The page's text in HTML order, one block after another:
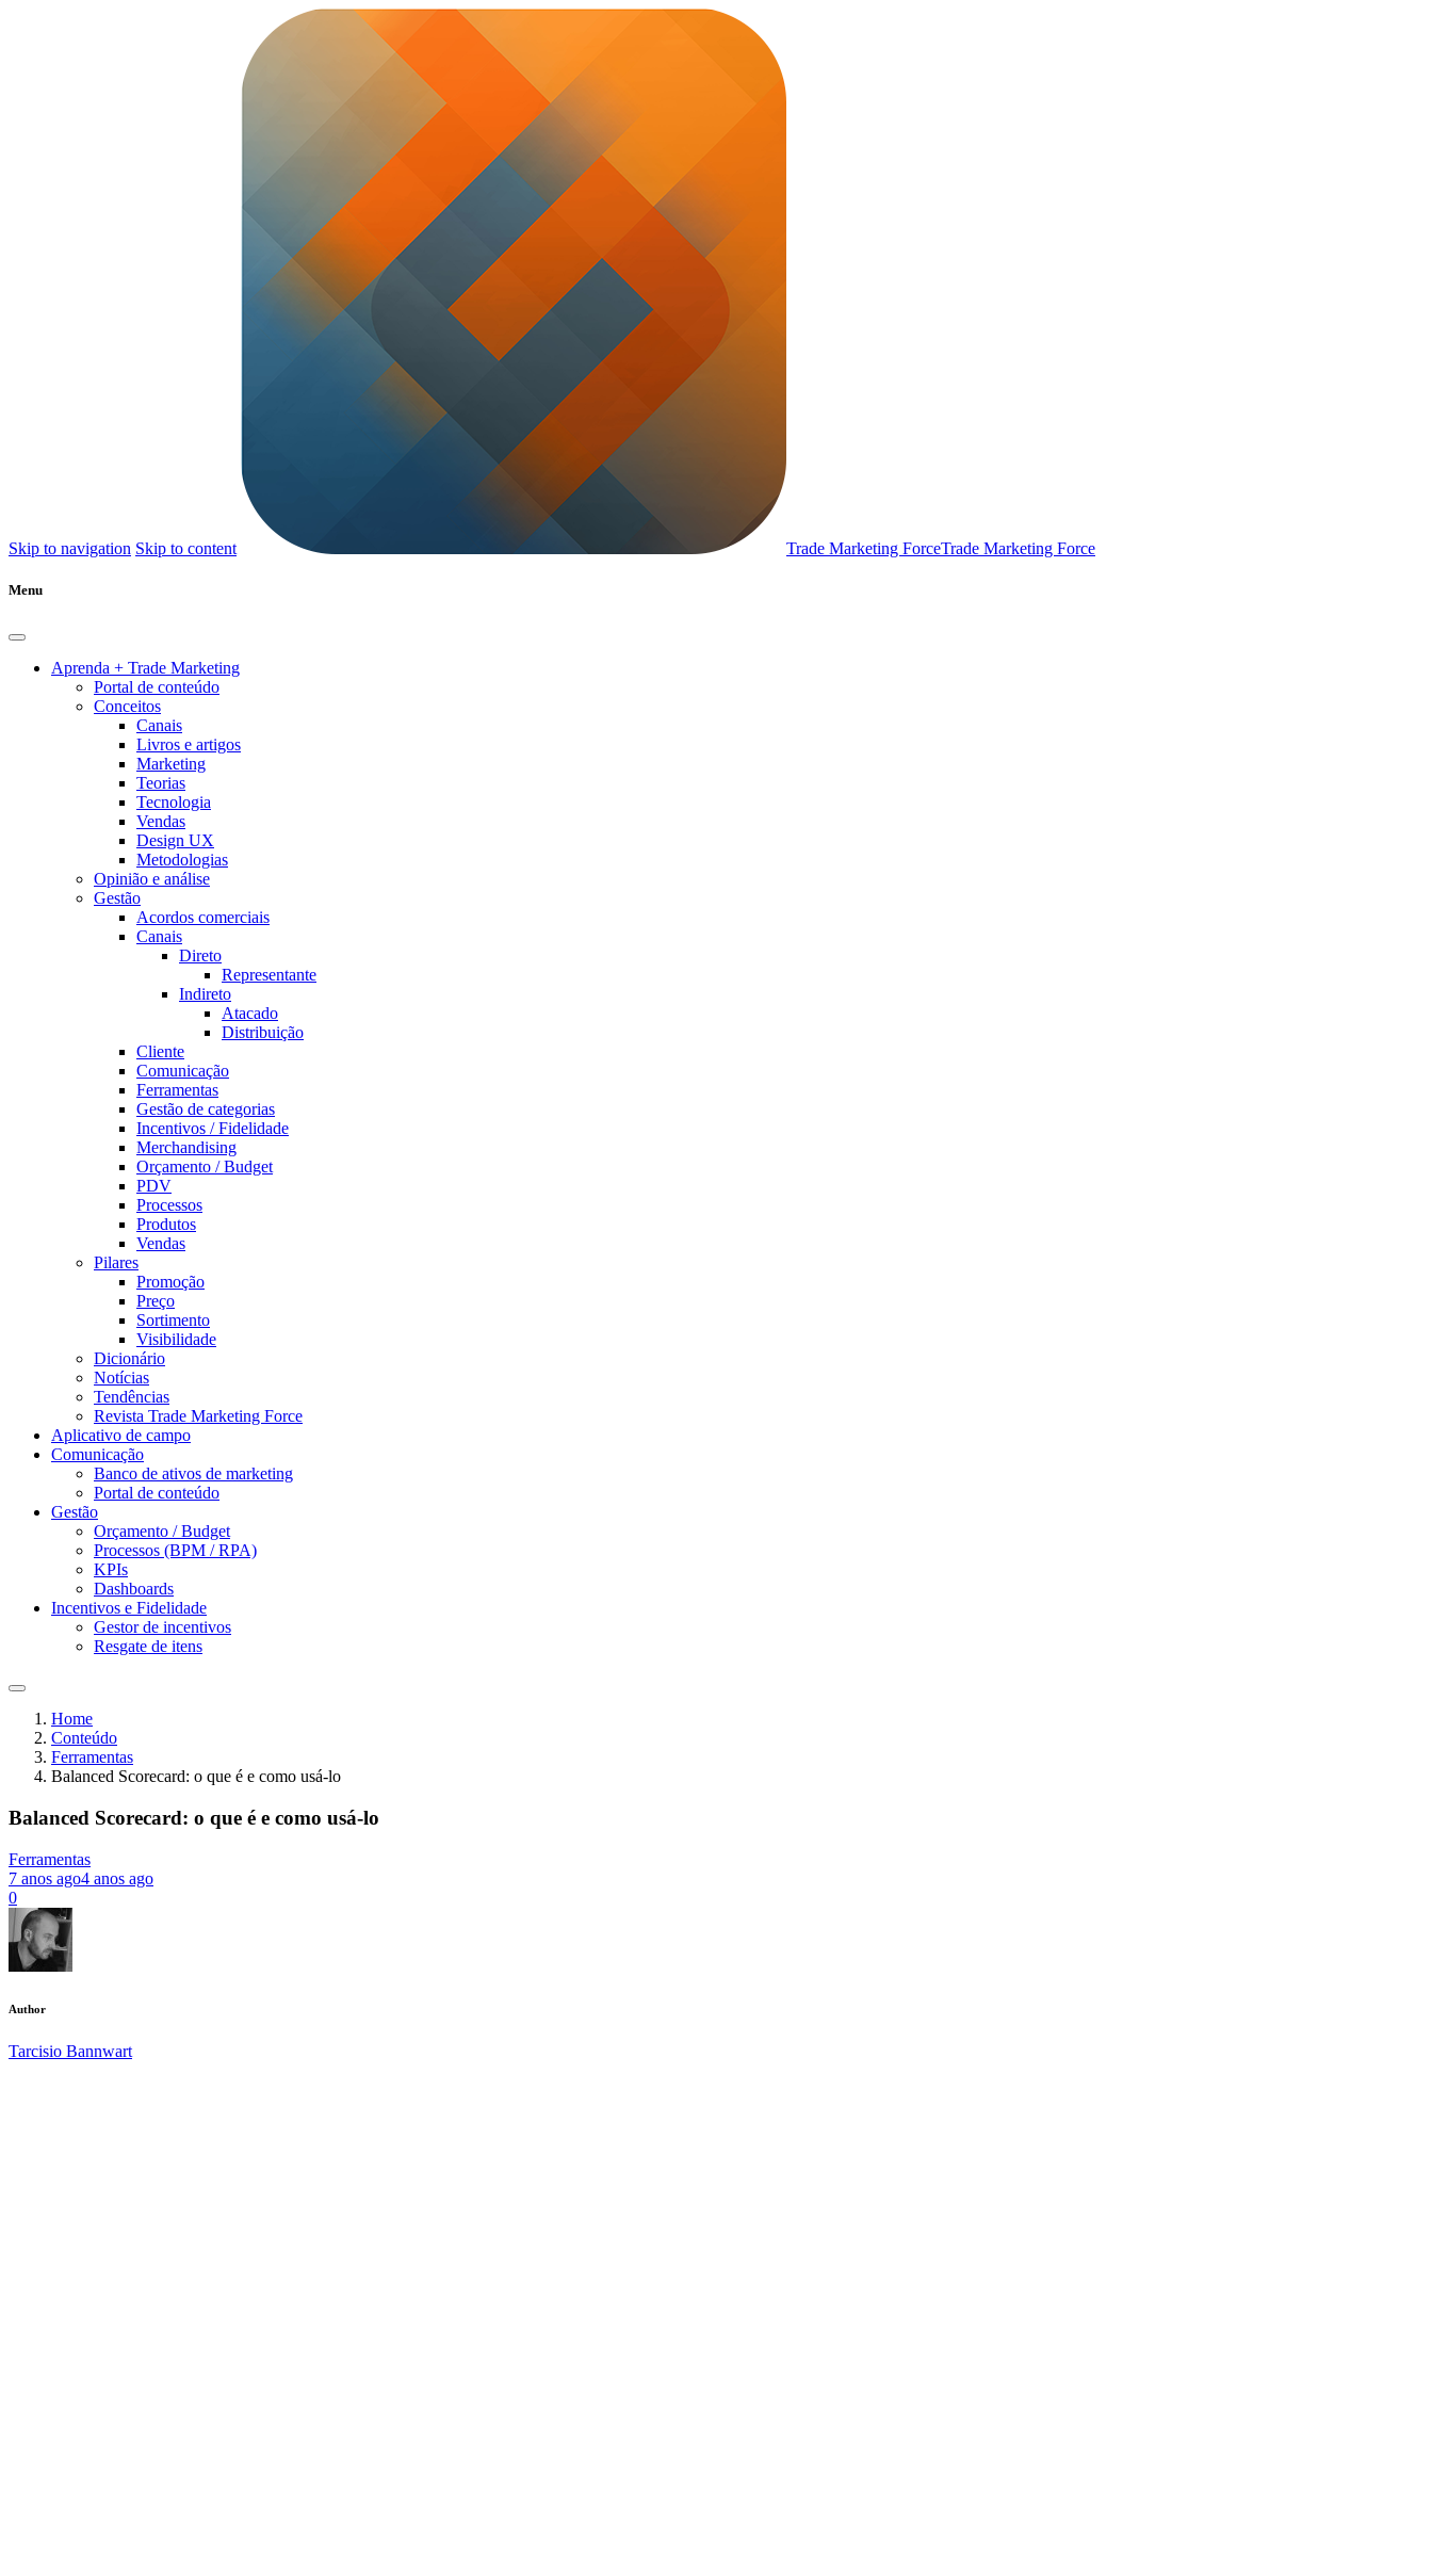
Skip to navigation Skip to content Trade Marketing ForceTrade Marketing Force
Menu
Aprenda + Trade Marketing
Portal de conteúdo
Conceitos
Canais
Livros e artigos
Marketing
Teorias
Tecnologia
Vendas
Design UX
Metodologias
Opinião e análise
Gestão
Acordos comerciais
Canais
Direto
Representante
Indireto
Atacado
Distribuição
Cliente
Comunicação
Ferramentas
Gestão de categorias
Incentivos / Fidelidade
Merchandising
Orçamento / Budget
PDV
Processos
Produtos
Vendas
Pilares
Promoção
Preço
Sortimento
Visibilidade
Dicionário
Notícias
Tendências
Revista Trade Marketing Force
Aplicativo de campo
Comunicação
Banco de ativos de marketing
Portal de conteúdo
Gestão
Orçamento / Budget
Processos (BPM / RPA)
KPIs
Dashboards
Incentivos e Fidelidade
Gestor de incentivos
Resgate de itens
Home
Conteúdo
Ferramentas
Balanced Scorecard: o que é e como usá-lo
Balanced Scorecard: o que é e como usá-lo
Ferramentas
7 anos ago4 anos ago
0
Author
Tarcisio Bannwart